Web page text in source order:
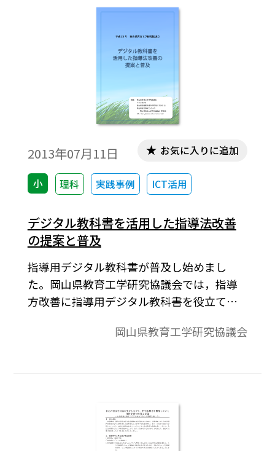
はおもりをつるす位置の支点からの距離と
という問題づくりを行う。平成27-
30（2015-2018）年度用教科書「新編 新
2013年07月11日
小 理科 実践事例 ICT活用
お気に入りに追加
デジタル教科書を活用した指導法改善
の提案と普及
指導用デジタル教科書が普及し始めまし
た。岡山県教育工学研究協議会では，指導
方改善に指導用デジタル教科書を役立てる
んできました。指導用デジタル教科書を活
授業改善へ結び付けるための視点からのア
岡山県教育工学研究協議会